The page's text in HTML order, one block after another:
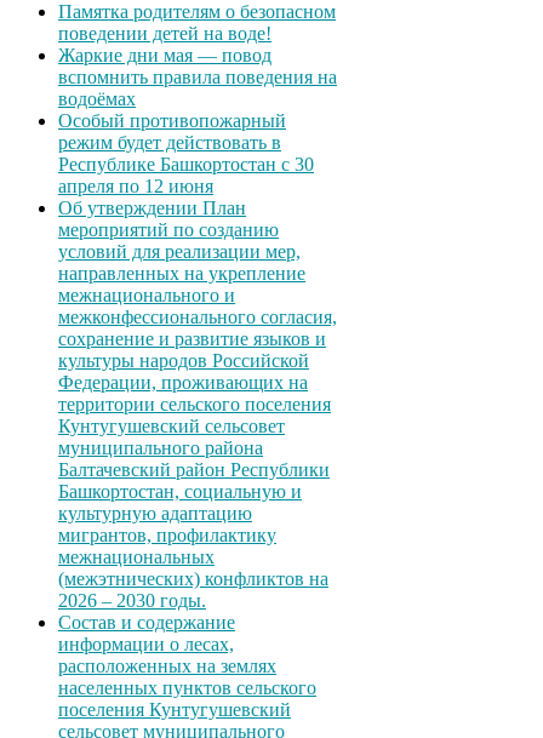
Памятка родителям о безопасном
поведении детей на воде!
Жаркие дни мая — повод
вспомнить правила поведения на
водоёмах
Особый противопожарный
режим будет действовать в
Республике Башкортостан с 30
апреля по 12 июня
Об утверждении План
мероприятий по созданию
условий для реализации мер,
направленных на укрепление
межнационального и
межконфессионального согласия,
сохранение и развитие языков и
культуры народов Российской
Федерации, проживающих на
территории сельского поселения
Кунтугушевский сельсовет
муниципального района
Балтачевский район Республики
Башкортостан, социальную и
культурную адаптацию
мигрантов, профилактику
межнациональных
(межэтнических) конфликтов на
2026 – 2030 годы.
Состав и содержание
информации о лесах,
расположенных на землях
населенных пунктов сельского
поселения Кунтугушевский
сельсовет муниципального